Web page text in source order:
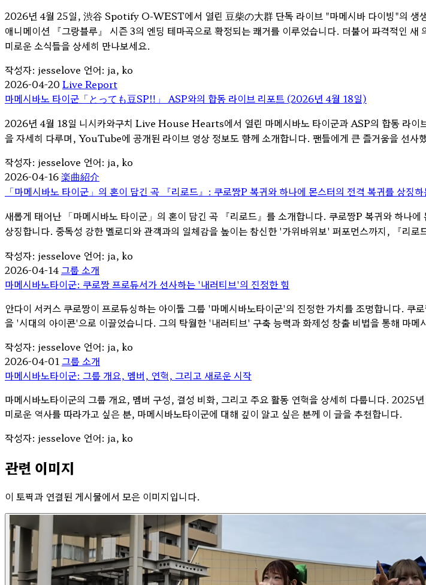
2026년 4월 25일, 渋谷 Spotify O-WEST에서 열린 豆柴の大群 단독 라이브 "마메시바 다이빙"의 생
애니메이션 『그랑블루』 시즌 3의 엔딩 테마곡으로 확정되는 쾌거를 이루었습니다. 더불어 파격적인
미로운 소식들을 상세히 만나보세요.
작성자: jesselove 언어: ja, ko
2026-04-20 Live Report
마메시바노 타이군「とっても豆SP‼」 ASP와의 합동 라이브 리포트 (2026년 4월 18일)
2026년 4월 18일 니시카와구치 Live House Hearts에서 열린 마메시바노 타이군과 ASP의 합동 라
을 자세히 다루며, YouTube에 공개된 라이브 영상 정보도 함께 소개합니다. 팬들에게 큰 즐거움을 선사
작성자: jesselove 언어: ja, ko
2026-04-16楽曲紹介
「마메시바노 타이군」의 혼이 담긴 곡 『리로드』: 쿠로짱P 복귀와 하나에 몬스터의 전격 복귀를 상징
새롭게 태어난 「마메시바노 타이군」의 혼이 담긴 곡 『리로드』를 소개합니다. 쿠로짱P 복귀와 하나
상징합니다. 중독성 강한 멜로디와 관객과의 일체감을 높이는 참신한 '가위바위보' 퍼포먼스까지, 『리로
작성자: jesselove 언어: ja, ko
2026-04-14그룹 소개
마메시바노타이군: 쿠로짱 프로듀서가 선사하는 '내러티브'의 진정한 힘
안다이 서커스 쿠로짱이 프로듀싱하는 아이돌 그룹 '마메시바노타이군'의 진정한 가치를 조명합니다.
을 '시대의 아이콘'으로 이끌었습니다. 그의 탁월한 '내러티브' 구축 능력과 화제성 창출 비법을 통해 마
작성자: jesselove 언어: ja, ko
2026-04-01 그룹 소개
마메시바노타이군: 그룹 개요, 멤버, 연혁, 그리고 새로운 시작
마메시바노타이군의 그룹 개요, 멤버 구성, 결성 비화, 그리고 주요 활동 연혁을 상세히 다룹니다. 2025
미로운 역사를 따라가고 싶은 분, 마메시바노타이군에 대해 깊이 알고 싶은 분께 이 글을 추천합니다.
작성자: jesselove 언어: ja, ko
관련 이미지
이 토픽과 연결된 게시물에서 모은 이미지입니다.